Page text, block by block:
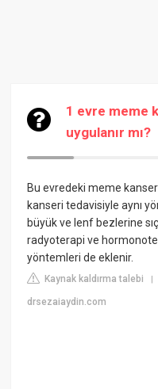
1 evre meme
uygulanır mı?
Bu evredeki meme
kanseri tedavisiyle aynı
büyük ve lenf bezlerine
radyoterapi ve
yöntemleri de eklenir.
Kaynak kaldırma talebi
drsezaiaydin.com